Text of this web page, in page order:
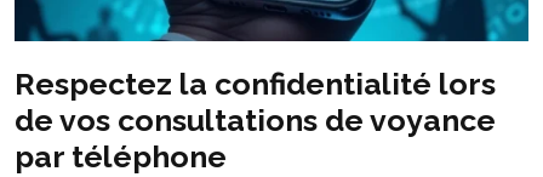
Respectez la confidentialité lors
de vos consultations de voyance
par téléphone